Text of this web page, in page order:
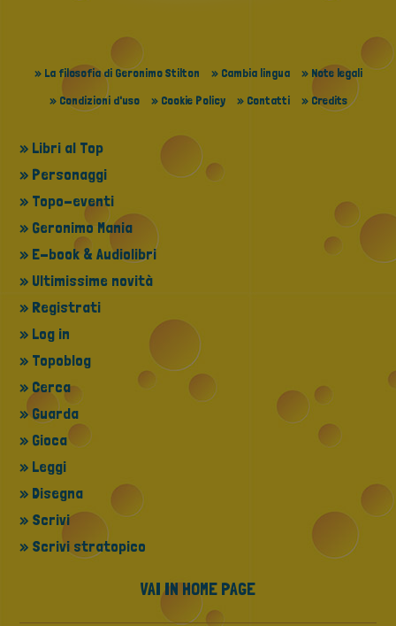
» La filosofia di Geronimo Stilton » Cambia lingua
» Note legali
» Condizioni d'uso
» Cookie Policy » Contatti » Credits
» Libri al Top
» Personaggi
» Topo-eventi
» Geronimo Mania
» E-book & Audiolibri
» Ultimissime novità
» Registrati
» Log in
» Topoblog
» Cerca
» Guarda
» Gioca
» Leggi
» Disegna
» Scrivi
» Scrivi stratopico
VAI IN HOME PAGE